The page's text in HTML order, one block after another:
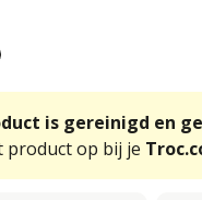
is gereinigd en
product op bij je